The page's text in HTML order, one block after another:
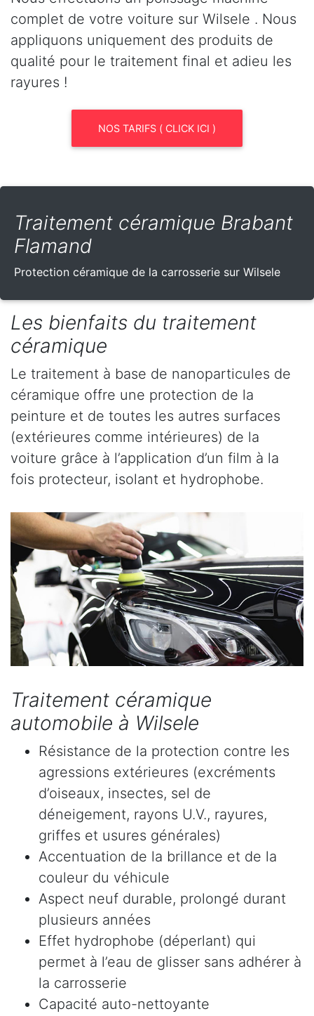
complet de votre voiture sur Wilsele . Nous
appliquons uniquement des produits de
qualité pour le traitement final et adieu les
rayures !
NOS TARIFS ( CLICK ICI )
Traitement céramique Brabant
Flamand
Protection céramique de la carrosserie sur Wilsele
Les bienfaits du traitement
céramique
Le traitement à base de nanoparticules de
céramique offre une protection de la
peinture et de toutes les autres surfaces
(extérieures comme intérieures) de la
voiture grâce à l’application d’un film à la
fois protecteur, isolant et hydrophobe.
Traitement céramique
automobile à Wilsele
Résistance de la protection contre les
agressions extérieures (excréments
d’oiseaux, insectes, sel de
déneigement, rayons U.V., rayures,
griffes et usures générales)
Accentuation de la brillance et de la
couleur du véhicule
Aspect neuf durable, prolongé durant
plusieurs années
Effet hydrophobe (déperlant) qui
permet à l’eau de glisser sans adhérer à
la carrosserie
Capacité auto-nettoyante